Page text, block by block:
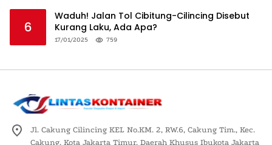
6
Waduh! Jalan Tol Cibitung-Cilincing Disebut
Kurang Laku, Ada Apa?
17/01/2025 759
Jl. Cakung Cilincing KEL No.KM. 2, RW.6, Cakung Tim., Kec.
Cakung, Kota Jakarta Timur, Daerah Khusus Ibukota Jakarta